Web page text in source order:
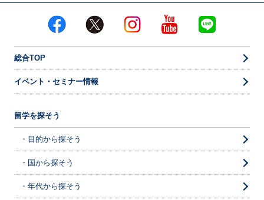
総合TOP
イベント・セミナー情報
留学を探そう
・目的から探そう
・国から探そう
・年代から探そう